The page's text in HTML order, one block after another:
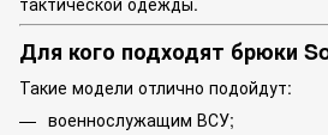
Для кого подходят брюки
Такие модели отлично подойдут:
военнослужащим ВСУ;